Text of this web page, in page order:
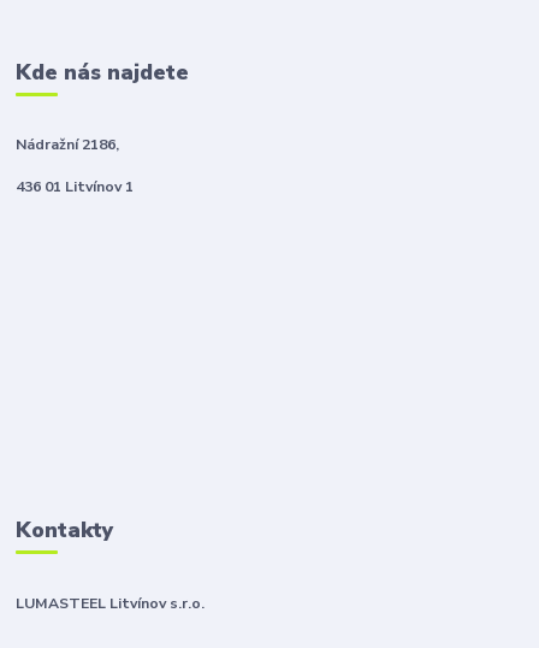
Kde nás najdete
Nádražní 2186,
436 01 Litvínov 1
Kontakty
LUMASTEEL Litvínov s.r.o.